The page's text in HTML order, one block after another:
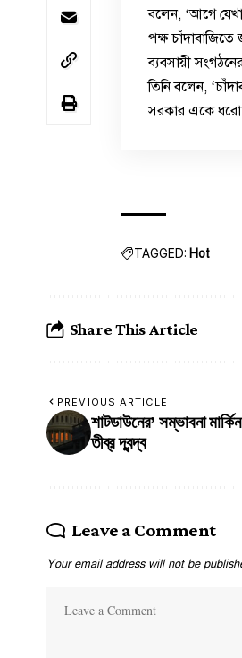
বলেন, ‘আগে
পক্ষ
ব্যবসায়ী
তিনি বলেন,
সরকার একে
TAGGED: Hot
Share This Article
PREVIOUS ARTICLE
শাটডাউনের’ সম্ভাবনা
তীব্র দ্বন্দ্ব
Leave a Comment
Your email address will not be